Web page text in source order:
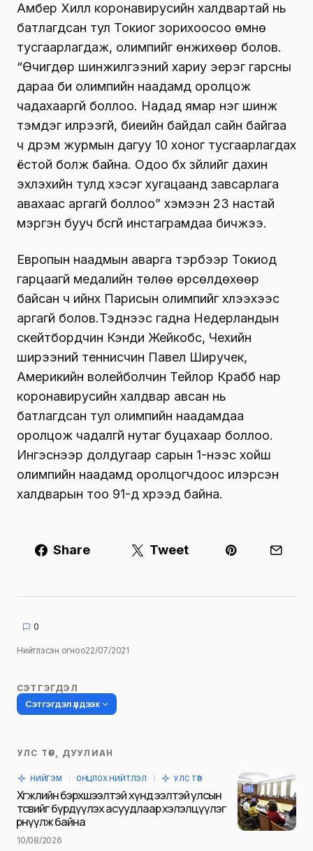
Амбер Хилл коронавирусийн халдвартай нь
батлагдсан тул Токиог зорихоосоо өмнө
тусгаарлагдаж, олимпийг өнжихөөр болов.
“Өчигдөр шинжилгээний хариу эерэг гарсны
дараа би олимпийн наадамд оролцож
чадахааргүй боллоо. Надад ямар нэг шинж
тэмдэг илрээгүй, биеийн байдал сайн байгаа
ч дүрэм журмын дагуу 10 хоног тусгаарлагдах
ёстой болж байна. Одоо бүх зүйлийг дахин
эхлэхийн тулд хэсэг хугацаанд завсарлага
авахаас аргагүй боллоо” хэмээн 23 настай
мэргэн бууч бүсгүй инстаграмдаа бичжээ.
Европын наадмын аварга тэрбээр Токиод
гарцаагүй медалийн төлөө өрсөлдөхөөр
байсан ч ийнхүү Парисын олимпийг хүлээхээс
аргагүй болов.Тэднээс гадна Недерландын
скейтбордчин Кэнди Жейкобс, Чехийн
ширээний теннисчин Павел Ширучек,
Америкийн волейболчин Тейлор Крабб нар
коронавирусийн халдвар авсан нь
батлагдсан тул олимпийн наадамдаа
оролцож чадалгүй нутаг буцахаар боллоо.
Ингэснээр долдугаар сарын 1-нээс хойш
олимпийн наадамд оролцогчдоос илэрсэн
халдварын тоо 91-д хүрээд байна.
Share Tweet
0
Нийтлэсэн огноо22/07/2021
СЭТГЭГДЭЛ
Сэтгэгдэл үлдээх
Таны имэйл хаягийг нийтлэхгүй.
тэмдэглэсэн
УЛС ТӨР, ДУУЛИАН
НИЙГЭМ ОНЦЛОХ НИЙТЛЭЛ УЛС ТӨР
Хөгжлийн бэрхшээлтэй хүнд ээлтэй улсын
төсвийг бүрдүүлэх асуудлаар хэлэлцүүлэг
өрнүүлж байна
10/08/2026